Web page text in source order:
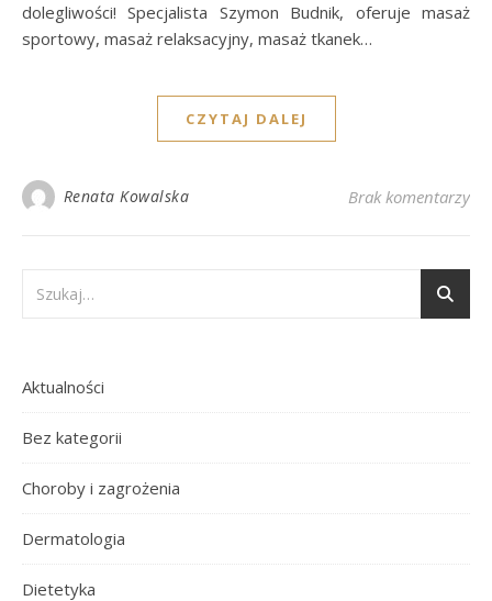
dolegliwości! Specjalista Szymon Budnik, oferuje masaż
sportowy, masaż relaksacyjny, masaż tkanek…
CZYTAJ DALEJ
Renata Kowalska Brak komentarzy
Aktualności
Bez kategorii
Choroby i zagrożenia
Dermatologia
Dietetyka